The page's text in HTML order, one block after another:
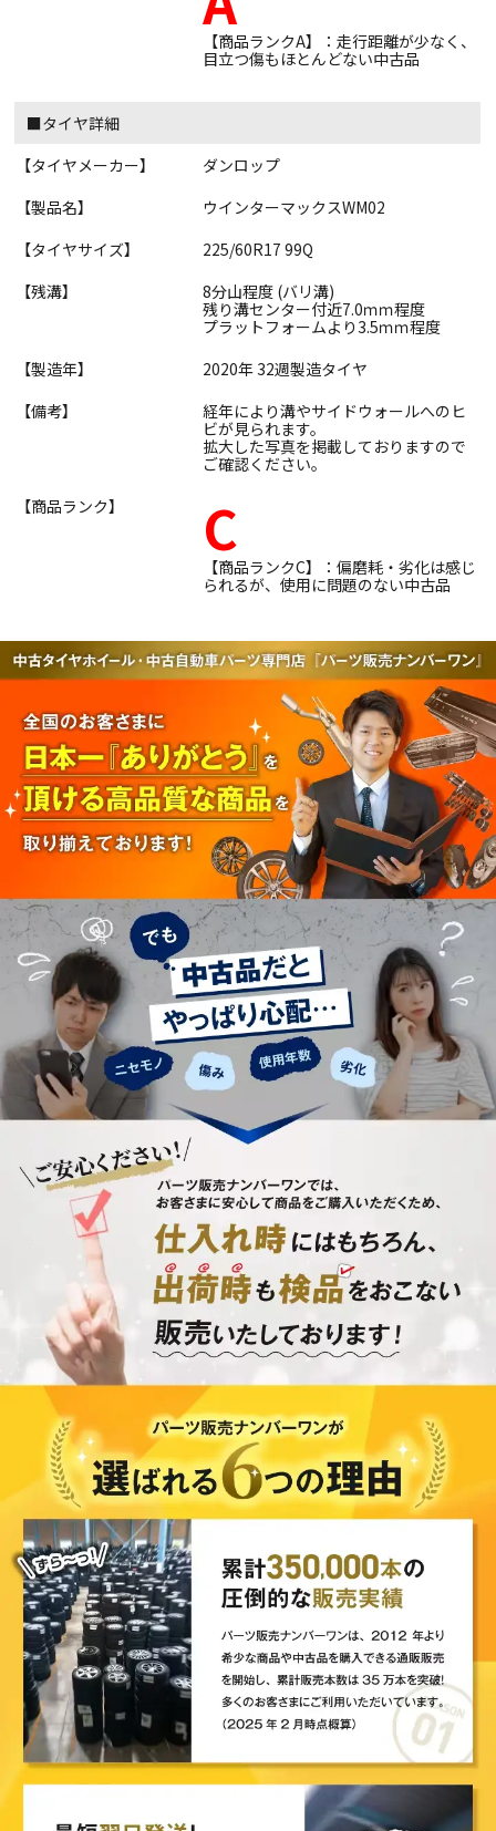
【商品ランクA】：走行距離が少なく、
目立つ傷もほとんどない中古品
■タイヤ詳細
【タイヤメーカー】
ダンロップ
【製品名】
ウインターマックスWM02
【タイヤサイズ】
225/60R17 99Q
【残溝】
8分山程度 (バリ溝)
残り溝センター付近7.0ｍｍ程度
プラットフォームより3.5ｍｍ程度
【製造年】
2020年 32週製造タイヤ
【備考】
経年により溝やサイドウォールへのヒ
ビが見られます。
拡大した写真を掲載しておりますので
ご確認ください。
【商品ランク】
C
【商品ランクC】：偏磨耗・劣化は感じ
られるが、使用に問題のない中古品